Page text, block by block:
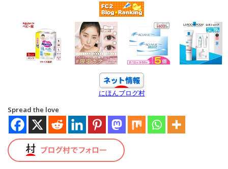
にほんブログ村
Spread the love